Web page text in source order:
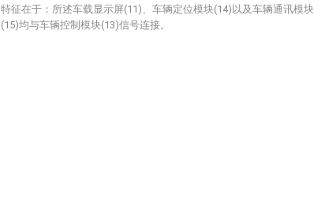
特征在于：所述车载显示屏(11)、车辆定位模块(14)以及车辆通讯模块
(15)均与车辆控制模块(13)信号连接。